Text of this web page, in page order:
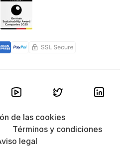
de las cookies
Términos y condiciones
legal